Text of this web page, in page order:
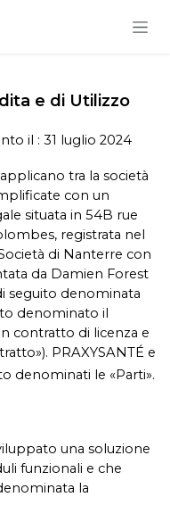
e di Utilizzo
il : 31 luglio 2024
tra la società
con un
situata in 54B rue
registrata nel
di Nanterre con
da Damien Forest
seguito denominata
denominato il
contratto di licenza e
PRAXYSANTÉ e
denominati le «Parti».
una soluzione
funzionali e che
la